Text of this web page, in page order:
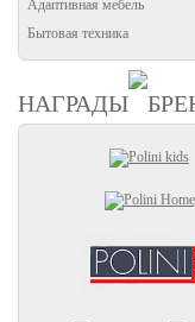
Адаптивная мебель
Бытовая техника
НАГРАДЫ